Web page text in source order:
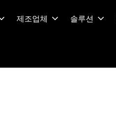
제조업체 솔루션